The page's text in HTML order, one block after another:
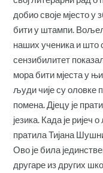
добио своје мјесто у
бити у штампи.
наших ученика и што
сензибилитет
мора бити мјеста у
људи чије су оловке
помена. Дјецу је
језика. Када је ријеч
пратила Тијана
Ово је била
другаре из других